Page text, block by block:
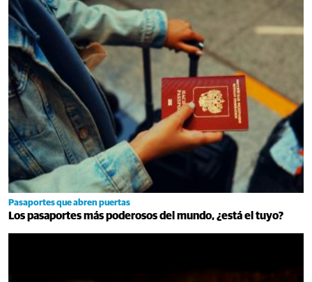
Pasaportes que abren puertas
Los pasaportes más poderosos del mundo, ¿está el tuyo?